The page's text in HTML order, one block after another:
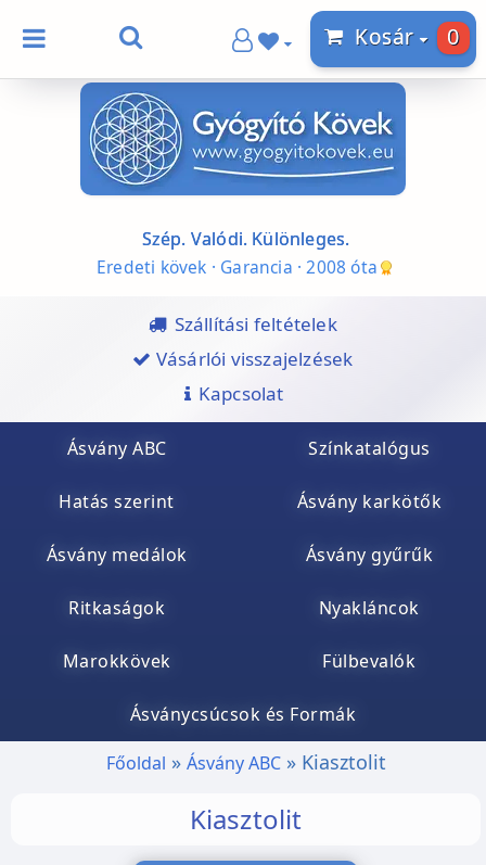
Kosár 0
Szép. Valódi. Különleges.
Eredeti kövek · Garancia · 2008 óta
Szállítási feltételek
Vásárlói visszajelzések
Kapcsolat
Ásvány ABC Színkatalógus
Hatás szerint Ásvány karkötők
Ásvány medálok Ásvány gyűrűk
Ritkaságok Nyakláncok
Marokkövek Fülbevalók
Ásványcsúcsok és Formák
Főoldal Ásvány ABC Kiasztolit
Kiasztolit